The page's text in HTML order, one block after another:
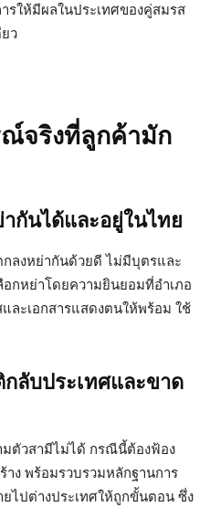
รให้มีผลในประเทศของคู่สมรส
ว
จริงที่ลูกค้ามัก
กันได้และอยู่ในไทย
ลงหย่ากันด้วยดี ไม่มีบุตรและ
กหย่าโดยความยินยอมที่อำเภอ
ละเอกสารแสดงตนให้พร้อม ใช้
ลับประเทศและขาด
ตัวสามีไม่ได้ กรณีนี้ต้องฟ้อง
ง พร้อมรวบรวมหลักฐานการ
ไปต่างประเทศให้ถูกขั้นตอน ซึ่ง